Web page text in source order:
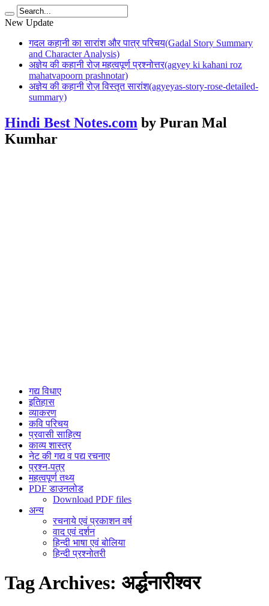
New Update
गदल कहानी का सारांश और पात्र परिचय(Gadal Story Summary
and Character Analysis)
अज्ञेय की कहानी रोज़ महत्वपूर्ण प्रश्नोत्तर(agyey ki kahani roz
mahatvapoorn prashnotar)
अज्ञेय की कहानी रोज़ विस्तृत सारांश(agyeyas-story-rose-detailed-
summary)
Hindi Best Notes.com by Puran Mal
Kumhar
गद्य विधाए
इतिहास
व्याकरण
कवि परिचय
प्रवासी साहित्य
काव्य शास्त्र
नेट की गद्य व पद्य रचनाए
प्रश्न-पत्र
महत्वपूर्ण तथ्य
PDF डाउनलोड
Download PDF files
अन्य
रचनाये एवं प्रकाशन वर्ष
वाद एवं दर्शन
हिन्दी भाषा एवं बोलिया
हिन्दी प्रश्नोतरी
Tag Archives: अर्द्धनारीश्वर